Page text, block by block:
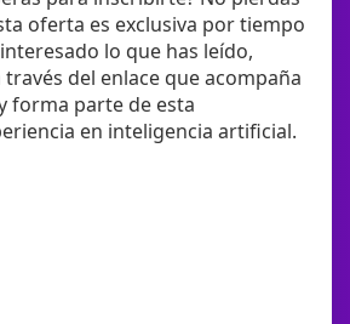
oferta es exclusiva por tiempo
lo que has leído,
del enlace que acompaña
forma parte de esta
en inteligencia artificial.